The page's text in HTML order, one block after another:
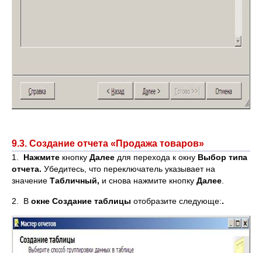
9.3. Создание отчета «Продажа товаров»
1. Нажмите кнопку Далее для перехода к окну Выбор типа
отчета. Убедитесь, что переключатель указывает на
значение Табличный, и снова нажмите кнопку Далее
2. В окне Создание таблицы отобразите следующе:.